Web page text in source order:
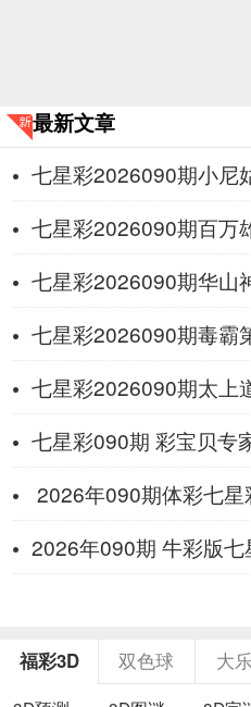
最新文章
七星彩2026090期小尼
七星彩2026090期百万雄
七星彩2026090期华山
七星彩2026090期毒霸
七星彩2026090期太上
七星彩090期 彩宝贝专
2026年090期体彩七星
2026年090期 牛彩版
福彩3D 双色球 大